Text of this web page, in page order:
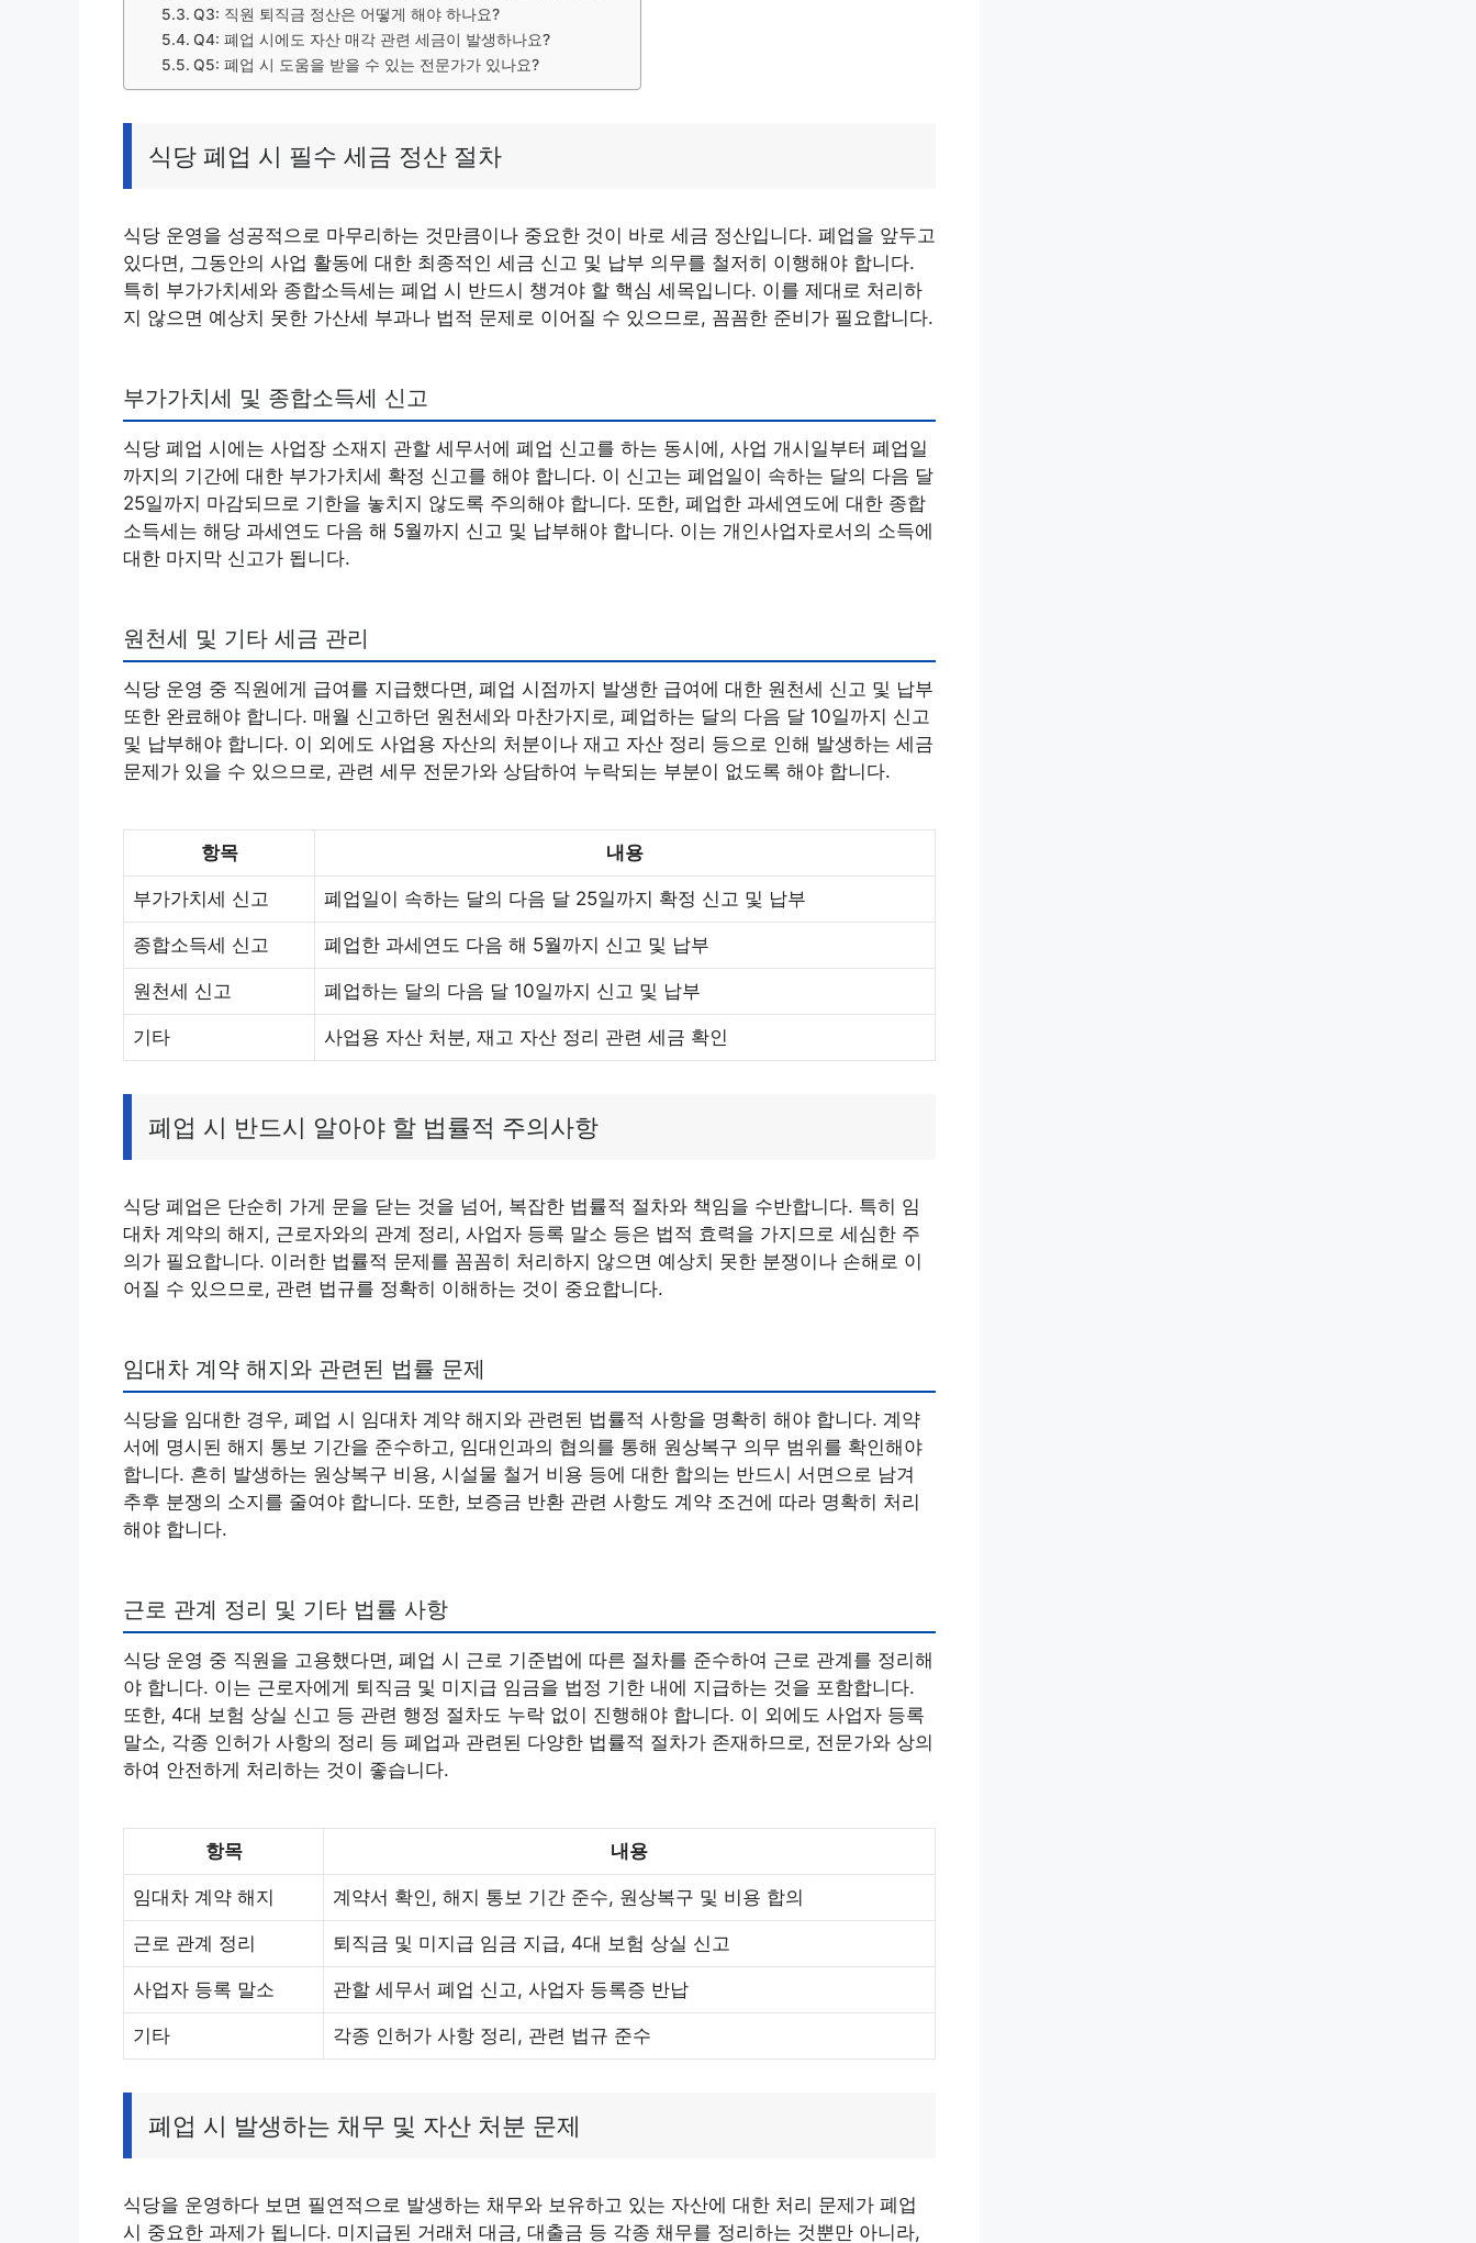
Q3: 직원 퇴직금 정산은 어떻게 해야 하나요?
Q4: 폐업 시에도 자산 매각 관련 세금이 발생하나요?
Q5: 폐업 시 도움을 받을 수 있는 전문가가 있나요?
식당 폐업 시 필수 세금 정산 절차
식당 운영을 성공적으로 마무리하는 것만큼이나 중요한 것이 바로 세금 정산입니다. 폐업을 앞두고
있다면, 그동안의 사업 활동에 대한 최종적인 세금 신고 및 납부 의무를 철저히 이행해야 합니다.
특히 부가가치세와 종합소득세는 폐업 시 반드시 챙겨야 할 핵심 세목입니다. 이를 제대로 처리하
지 않으면 예상치 못한 가산세 부과나 법적 문제로 이어질 수 있으므로, 꼼꼼한 준비가 필요합니다.
부가가치세 및 종합소득세 신고
식당 폐업 시에는 사업장 소재지 관할 세무서에 폐업 신고를 하는 동시에, 사업 개시일부터 폐업일
까지의 기간에 대한 부가가치세 확정 신고를 해야 합니다. 이 신고는 폐업일이 속하는 달의 다음 달
25일까지 마감되므로 기한을 놓치지 않도록 주의해야 합니다. 또한, 폐업한 과세연도에 대한 종합
소득세는 해당 과세연도 다음 해 5월까지 신고 및 납부해야 합니다. 이는 개인사업자로서의 소득에
대한 마지막 신고가 됩니다.
원천세 및 기타 세금 관리
식당 운영 중 직원에게 급여를 지급했다면, 폐업 시점까지 발생한 급여에 대한 원천세 신고 및 납부
또한 완료해야 합니다. 매월 신고하던 원천세와 마찬가지로, 폐업하는 달의 다음 달 10일까지 신고
및 납부해야 합니다. 이 외에도 사업용 자산의 처분이나 재고 자산 정리 등으로 인해 발생하는 세금
문제가 있을 수 있으므로, 관련 세무 전문가와 상담하여 누락되는 부분이 없도록 해야 합니다.
항목 내용
부가가치세 신고 폐업일이 속하는 달의 다음 달 25일까지 확정 신고 및 납부
종합소득세 신고 폐업한 과세연도 다음 해 5월까지 신고 및 납부
원천세 신고 폐업하는 달의 다음 달 10일까지 신고 및 납부
기타 사업용 자산 처분, 재고 자산 정리 관련 세금 확인
폐업 시 반드시 알아야 할 법률적 주의사항
식당 폐업은 단순히 가게 문을 닫는 것을 넘어, 복잡한 법률적 절차와 책임을 수반합니다. 특히 임
대차 계약의 해지, 근로자와의 관계 정리, 사업자 등록 말소 등은 법적 효력을 가지므로 세심한 주
의가 필요합니다. 이러한 법률적 문제를 꼼꼼히 처리하지 않으면 예상치 못한 분쟁이나 손해로 이
어질 수 있으므로, 관련 법규를 정확히 이해하는 것이 중요합니다.
임대차 계약 해지와 관련된 법률 문제
식당을 임대한 경우, 폐업 시 임대차 계약 해지와 관련된 법률적 사항을 명확히 해야 합니다. 계약
서에 명시된 해지 통보 기간을 준수하고, 임대인과의 협의를 통해 원상복구 의무 범위를 확인해야
합니다. 흔히 발생하는 원상복구 비용, 시설물 철거 비용 등에 대한 합의는 반드시 서면으로 남겨
추후 분쟁의 소지를 줄여야 합니다. 또한, 보증금 반환 관련 사항도 계약 조건에 따라 명확히 처리
해야 합니다.
근로 관계 정리 및 기타 법률 사항
식당 운영 중 직원을 고용했다면, 폐업 시 근로 기준법에 따른 절차를 준수하여 근로 관계를 정리해
야 합니다. 이는 근로자에게 퇴직금 및 미지급 임금을 법정 기한 내에 지급하는 것을 포함합니다.
또한, 4대 보험 상실 신고 등 관련 행정 절차도 누락 없이 진행해야 합니다. 이 외에도 사업자 등록
말소, 각종 인허가 사항의 정리 등 폐업과 관련된 다양한 법률적 절차가 존재하므로, 전문가와 상의
하여 안전하게 처리하는 것이 좋습니다.
항목 내용
임대차 계약 해지 계약서 확인, 해지 통보 기간 준수, 원상복구 및 비용 합의
근로 관계 정리 퇴직금 및 미지급 임금 지급, 4대 보험 상실 신고
사업자 등록 말소 관할 세무서 폐업 신고, 사업자 등록증 반납
기타 각종 인허가 사항 정리, 관련 법규 준수
폐업 시 발생하는 채무 및 자산 처분 문제
식당을 운영하다 보면 필연적으로 발생하는 채무와 보유하고 있는 자산에 대한 처리 문제가 폐업
시 중요한 과제가 됩니다. 미지급된 거래처 대금, 대출금 등 각종 채무를 정리하는 것뿐만 아니라,